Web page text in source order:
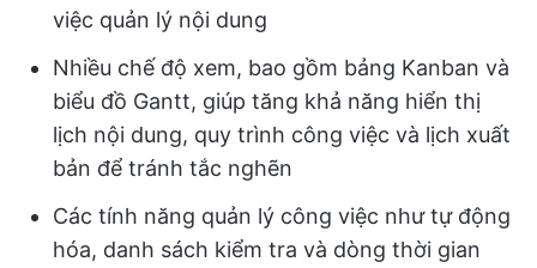
việc quản lý nội dung
Nhiều chế độ xem, bao gồm bảng Kanban và
biểu đồ Gantt, giúp tăng khả năng hiển thị
lịch nội dung, quy trình công việc và lịch xuất
bản để tránh tắc nghẽn
Các tính năng quản lý công việc như tự động
hóa, danh sách kiểm tra và dòng thời gian